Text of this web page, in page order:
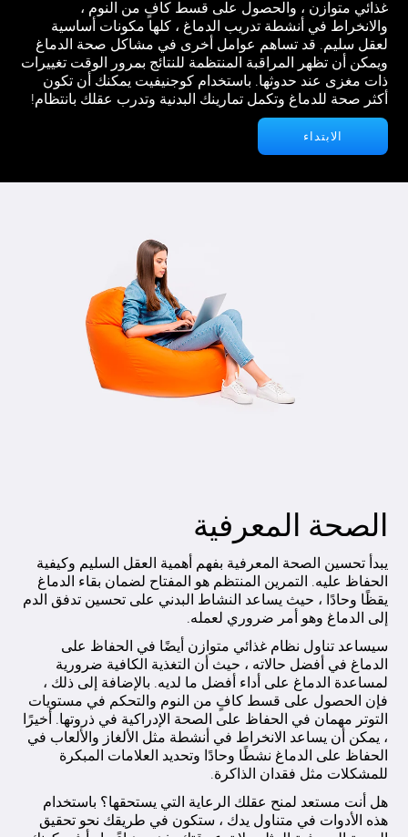
غذائي متوازن ، والحصول على قسط كافٍ من النوم ،
والانخراط في أنشطة تدريب الدماغ ، كلها مكونات أساسية
لعقل سليم. قد تساهم عوامل أخرى في مشاكل صحة الدماغ
ويمكن أن تظهر المراقبة المنتظمة للنتائج بمرور الوقت تغييرات
ذات مغزى عند حدوثها. باستخدام كوجنيفيت يمكنك أن تكون
أكثر صحة للدماغ وتكمل تمارينك البدنية وتدرب عقلك بانتظام!
الابتداء
الصحة المعرفية
يبدأ تحسين الصحة المعرفية بفهم أهمية العقل السليم وكيفية
الحفاظ عليه. التمرين المنتظم هو المفتاح لضمان بقاء الدماغ
يقظًا وحادًا ، حيث يساعد النشاط البدني على تحسين تدفق الدم
إلى الدماغ وهو أمر ضروري لعمله.
سيساعد تناول نظام غذائي متوازن أيضًا في الحفاظ على
الدماغ في أفضل حالاته ، حيث أن التغذية الكافية ضرورية
لمساعدة الدماغ على أداء أفضل ما لديه. بالإضافة إلى ذلك ،
فإن الحصول على قسط كافٍ من النوم والتحكم في مستويات
التوتر مهمان في الحفاظ على الصحة الإدراكية في ذروتها. أخيرًا
، يمكن أن يساعد الانخراط في أنشطة مثل الألغاز والألعاب في
الحفاظ على الدماغ نشطًا وحادًا وتحديد العلامات المبكرة
للمشكلات مثل فقدان الذاكرة.
هل أنت مستعد لمنح عقلك الرعاية التي يستحقها؟ باستخدام
هذه الأدوات في متناول يدك ، ستكون في طريقك نحو تحقيق